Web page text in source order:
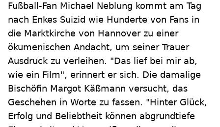
Fußball-Fan Michael Neblung kommt am Tag
nach Enkes Suizid wie Hunderte von Fans in
die Marktkirche von Hannover zu einer
ökumenischen Andacht, um seiner Trauer
Ausdruck zu verleihen. "Das lief bei mir ab,
wie ein Film", erinnert er sich. Die damalige
Bischöfin Margot Käßmann versucht, das
Geschehen in Worte zu fassen. "Hinter Glück,
Erfolg und Beliebtheit können abgrundtiefe